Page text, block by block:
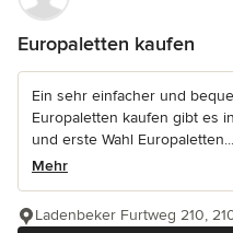
Europaletten kaufen
Ein sehr einfacher und
Europaletten kaufen gibt es
und erste Wahl
Mehr
Ladenbeker Furtweg 210,